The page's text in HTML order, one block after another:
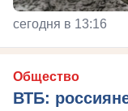
сегодня в 13:16
Общество
ВТБ: